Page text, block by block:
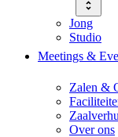
Jong
Studio
Meetings &
Zalen &
Over ons